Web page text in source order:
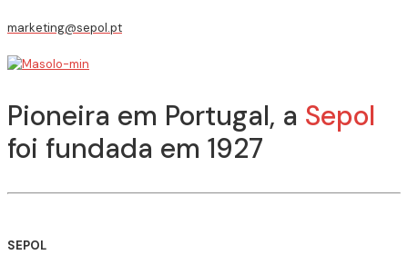
marketing@sepol.pt
Pioneira em Portugal, a Sepol
foi fundada em 1927
SEPOL